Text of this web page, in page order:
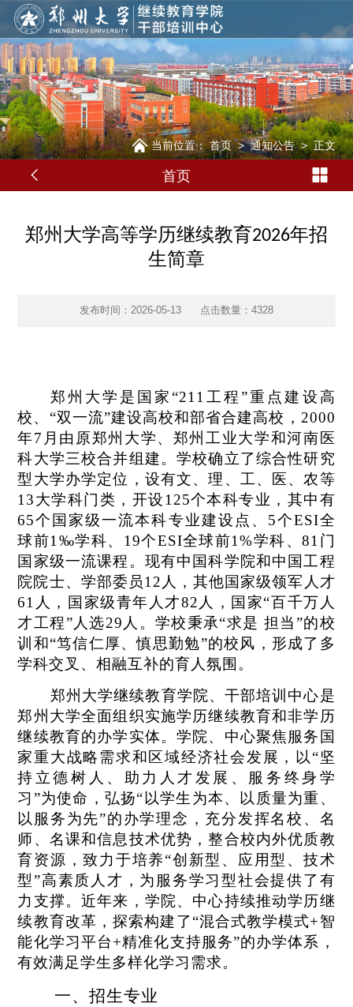
当前位置： 首页>通知公告>正文
首页
郑州大学高等学历继续教育2026年招
生简章
发布时间：2026-05-13 点击数量： 4328
郑州大学是国家“211工程”重点建设高
校、“双一流”建设高校和部省合建高校，2000
年7月由原郑州大学、郑州工业大学和河南医
科大学三校合并组建。学校确立了综合性研究
型大学办学定位，设有文、理、工、医、农等
13大学科门类，开设125个本科专业，其中有
65个国家级一流本科专业建设点、5个ESI全
球前1‰学科、19个ESI全球前1%学科、81门
国家级一流课程。现有中国科学院和中国工程
院院士、学部委员12人，其他国家级领军人才
61人，国家级青年人才82人，国家“百千万人
才工程”人选29人。学校秉承“求是 担当”的校
训和“笃信仁厚、慎思勤勉”的校风，形成了多
学科交叉、相融互补的育人氛围。
郑州大学继续教育学院、干部培训中心是
郑州大学全面组织实施学历继续教育和非学历
继续教育的办学实体。学院、中心聚焦服务国
家重大战略需求和区域经济社会发展，以“坚
持立德树人、助力人才发展、服务终身学
习”为使命，弘扬“以学生为本、以质量为重、
以服务为先”的办学理念，充分发挥名校、名
师、名课和信息技术优势，整合校内外优质教
育资源，致力于培养“创新型、应用型、技术
型”高素质人才，为服务学习型社会提供了有
力支撑。近年来，学院、中心持续推动学历继
续教育改革，探索构建了“混合式教学模式+智
能化学习平台+精准化支持服务”的办学体系，
有效满足学生多样化学习需求。
一、招生专业